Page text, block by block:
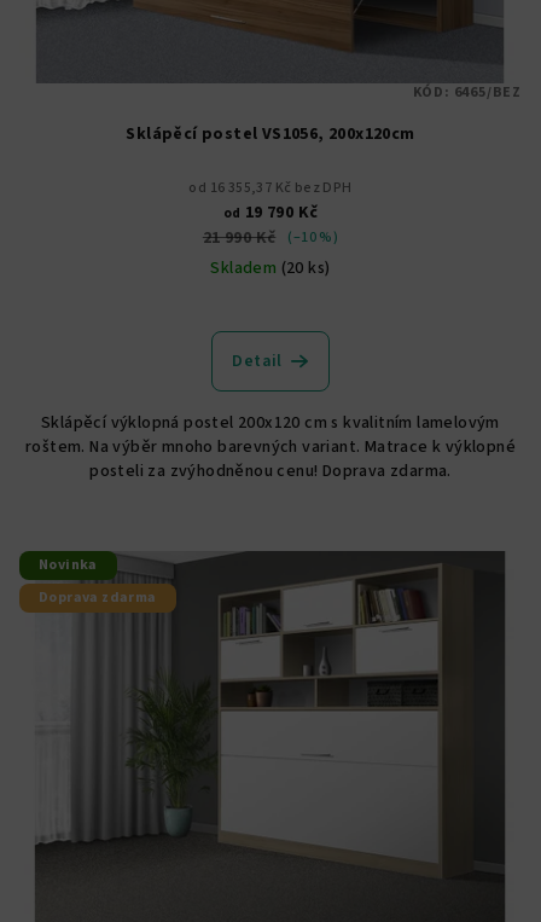
Sklápěcí postel VS1056, 200x120cm
od 16 355,37 Kč bez DPH
od 19 790 Kč
21 990 Kč
(–10 %)
Skladem (20 ks)
Detail
Sklápěcí výklopná postel 200x120 cm s kvalitním lamelovým
roštem. Na výběr mnoho barevných variant. Matrace k výklopné
posteli za zvýhodněnou cenu! Doprava zdarma.
KÓD: 6465/BEZ
Novinka
Doprava zdarma